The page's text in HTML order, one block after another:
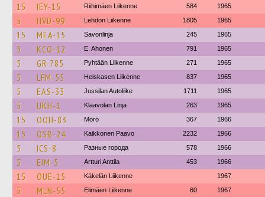
15 IEY-15 Riihimäen Liikenne 584 1965
5 HVD-99 Lehdon Liikenne 1805 1965
15 MEA-15 Savonlinja 245 1965
5 KCO-12 E. Ahonen 791 1965
5 GR-785 Pyhtään Liikenne 271 1965
5 LFM-55 Heiskasen Liikenne 837 1965
5 EAS-33 Jussilan Autoliike 1711 1965
5 UKH-1 Klaavolan Linja 263 1965
15 OOH-83 Mörö 367 1966
15 OSB-24 Kaikkonen Paavo 2232 1966
5 ICS-8 Разные города 578 1966
5 EIM-5 Artturi Anttila 453 1966
15 OUE-15 Käkelän Liikenne 1967
5 MLN-55 Elimäen Liikenne 60 1967